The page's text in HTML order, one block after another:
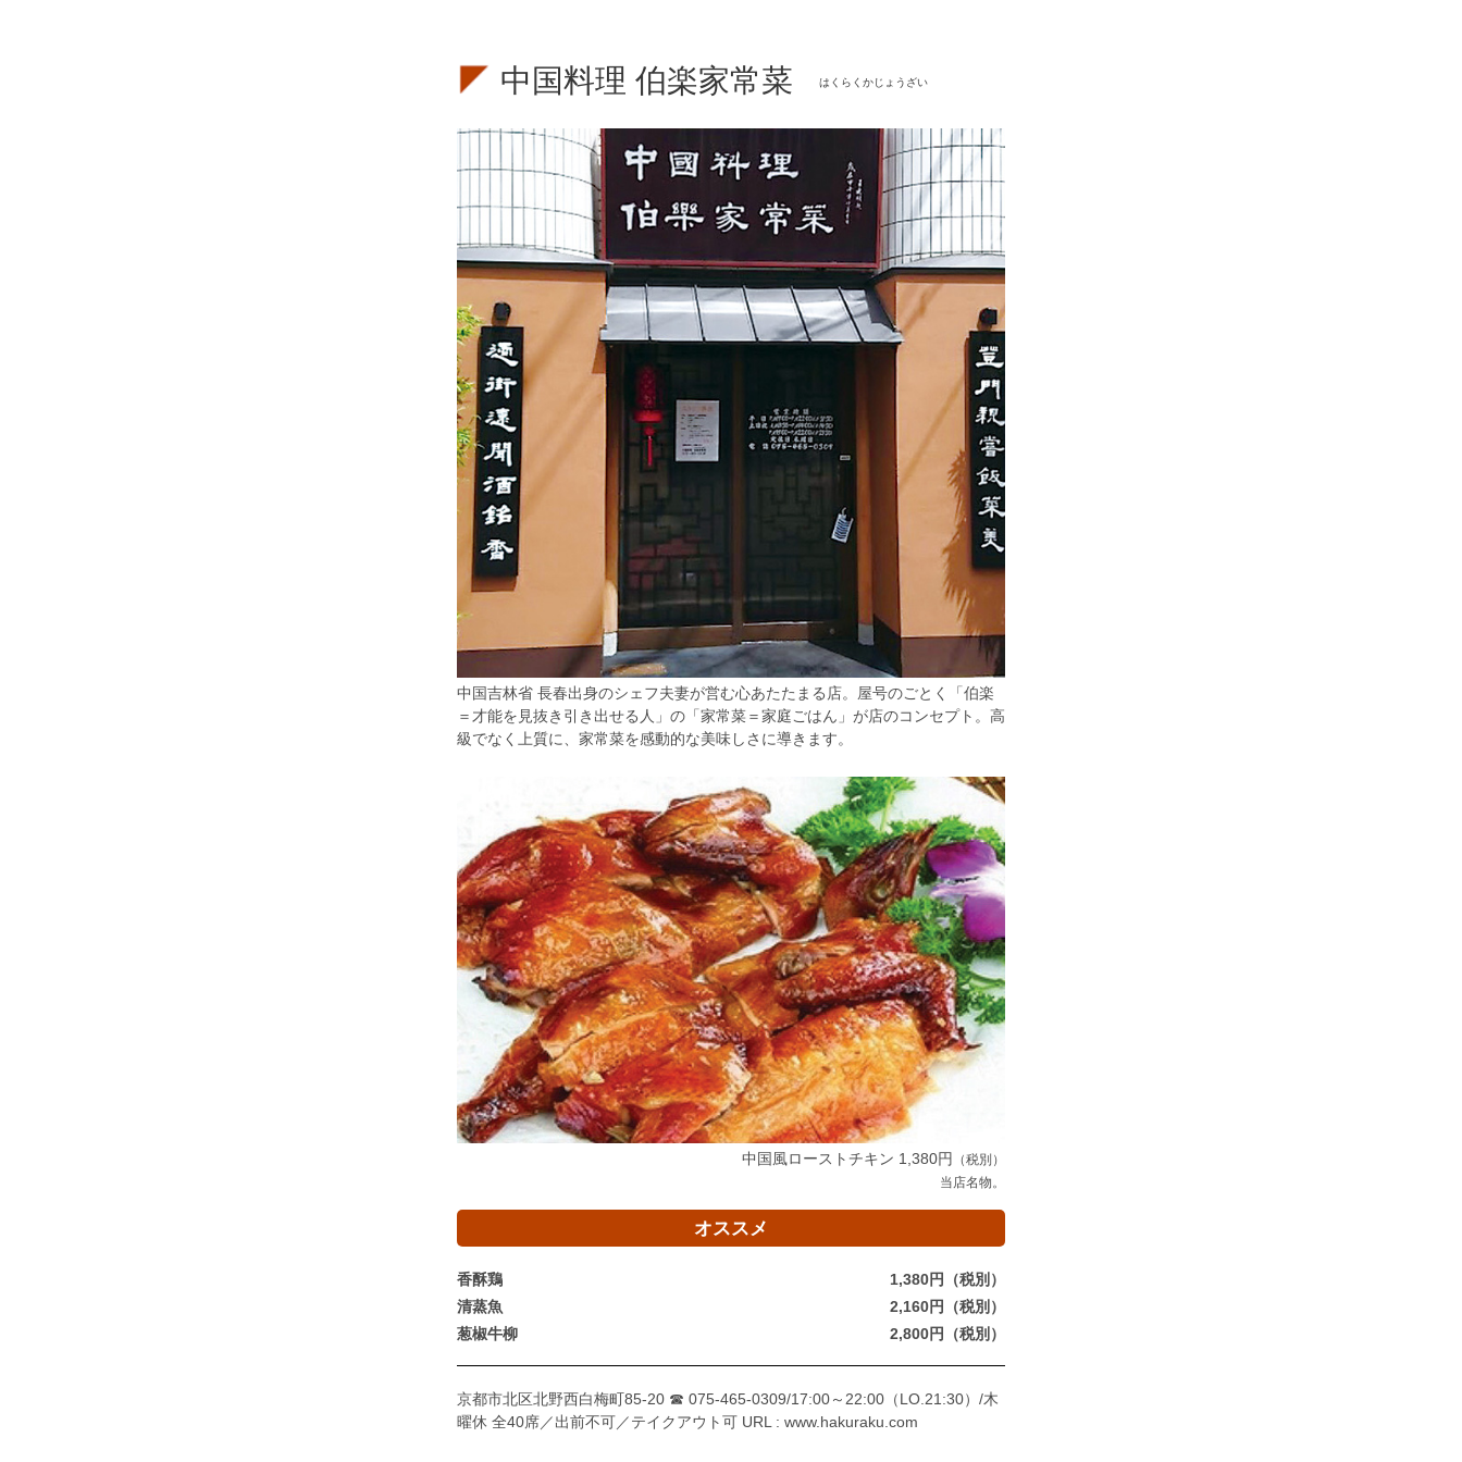
中国料理 伯楽家常菜 はくらくかじょうざい
中国吉林省 長春出身のシェフ夫妻が営む心あたたまる店。屋号のごとく「伯楽
＝才能を見抜き引き出せる人」の「家常菜＝家庭ごはん」が店のコンセプト。高
級でなく上質に、家常菜を感動的な美味しさに導きます。
中国風ローストチキン 1,380円
（税別）
当店名物。
オススメ
香酥鶏
1,380円（税別）
清蒸魚
2,160円（税別）
葱椒牛柳
2,800円（税別）
京都市北区北野西白梅町85-20 ☎ 075-465-0309/17:00～22:00（LO.21:30）/木
曜休 全40席／出前不可／テイクアウト可 URL : www.hakuraku.com